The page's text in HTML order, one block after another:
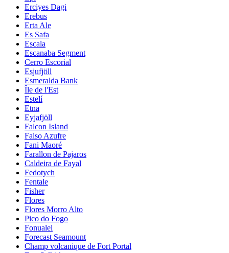
Erciyes Dagi
Erebus
Erta Ale
Es Safa
Escala
Escanaba Segment
Cerro Escorial
Esjufjöll
Esmeralda Bank
Île de l'Est
Estelí
Etna
Eyjafjöll
Falcon Island
Falso Azufre
Fani Maoré
Farallon de Pajaros
Caldeira de Fayal
Fedotych
Fentale
Fisher
Flores
Flores Morro Alto
Pico do Fogo
Fonualei
Forecast Seamount
Champ volcanique de Fort Portal